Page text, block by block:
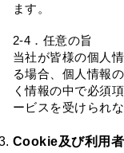
ます。
2-4．任意の旨
当社が皆様の個人
る場合、個人情報
く情報の中で必須
ービスを受けられ
Cookie及び利用